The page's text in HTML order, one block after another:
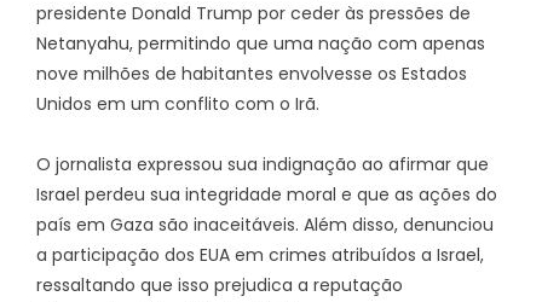
presidente Donald Trump por ceder às pressões de
Netanyahu, permitindo que uma nação com apenas
nove milhões de habitantes envolvesse os Estados
Unidos em um conflito com o Irã.
O jornalista expressou sua indignação ao afirmar que
Israel perdeu sua integridade moral e que as ações do
país em Gaza são inaceitáveis. Além disso, denunciou
a participação dos EUA em crimes atribuídos a Israel,
ressaltando que isso prejudica a reputação